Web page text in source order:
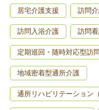
居宅介護支援 訪問
訪問入浴介護 訪問
定期巡回・随時対応型訪
地域密着型通所介護
通所リハビリテーション